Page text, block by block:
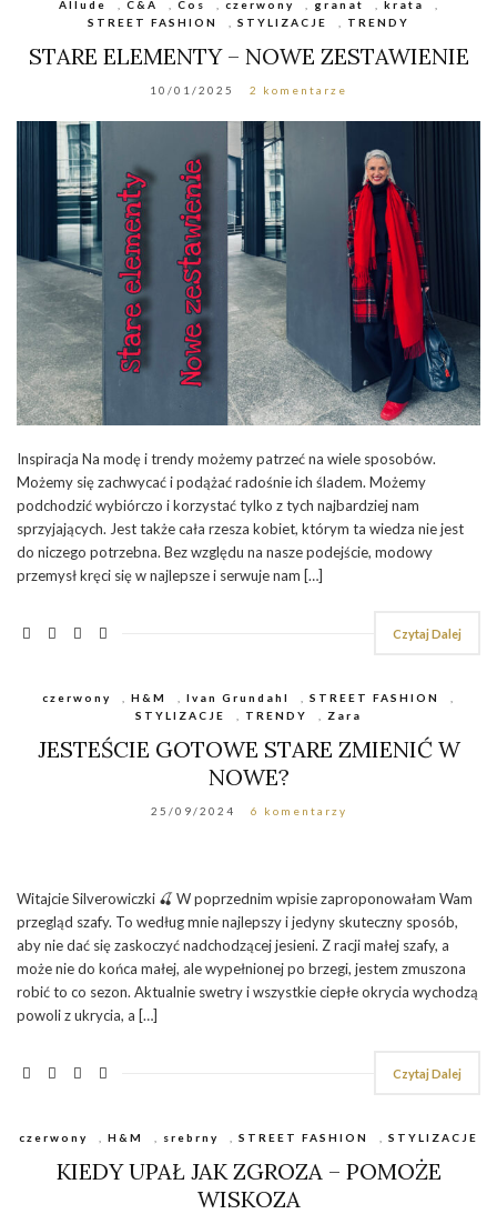
Allude , C&A , Cos , czerwony , granat , krata
,
STREET FASHION
, STYLIZACJE , TRENDY
STARE ELEMENTY – NOWE ZESTAWIENIE
10/01/2025 2 komentarze
Inspiracja Na modę i trendy możemy patrzeć na wiele sposobów.
Możemy się zachwycać i podążać radośnie ich śladem. Możemy
podchodzić wybiórczo i korzystać tylko z tych najbardziej nam
sprzyjających. Jest także cała rzesza kobiet, którym ta wiedza nie jest
do niczego potrzebna. Bez względu na nasze podejście, modowy
przemysł kręci się w najlepsze i serwuje nam […]
Czytaj Dalej
czerwony H&M Ivan Grundahl STREET FASHION
STYLIZACJE
TRENDY Zara
JESTEŚCIE GOTOWE STARE ZMIENIĆ W
NOWE?
25/09/2024 6 komentarzy
Witajcie Silverowiczki 🍒 W poprzednim wpisie zaproponowałam Wam
przegląd szafy. To według mnie najlepszy i jedyny skuteczny sposób,
aby nie dać się zaskoczyć nadchodzącej jesieni. Z racji małej szafy, a
może nie do końca małej, ale wypełnionej po brzegi, jestem zmuszona
robić to co sezon. Aktualnie swetry i wszystkie ciepłe okrycia wychodzą
powoli z ukrycia, a […]
Czytaj Dalej
czerwony H&M srebrny STREET FASHION STYLIZACJE
KIEDY UPAŁ JAK ZGROZA – POMOŻE
WISKOZA